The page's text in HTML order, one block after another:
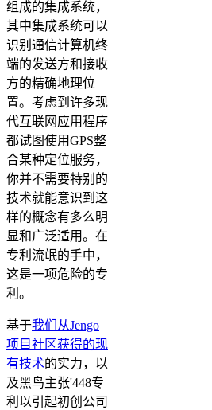
组成的集成系统，
其中集成系统可以
识别通信计算机终
端的发送方和接收
方的精确地理位
置。考虑到许多现
代互联网应用程序
都试图使用GPS整
合某种定位服务，
你并不需要特别的
技术就能意识到这
样的概念有多么明
显和广泛适用。在
专利流氓的手中，
这是一项危险的专
利。
基于我们从Jengo
项目社区获得的现
有技术的实力，以
及黑鸟主张'448专
利以引起初创公司